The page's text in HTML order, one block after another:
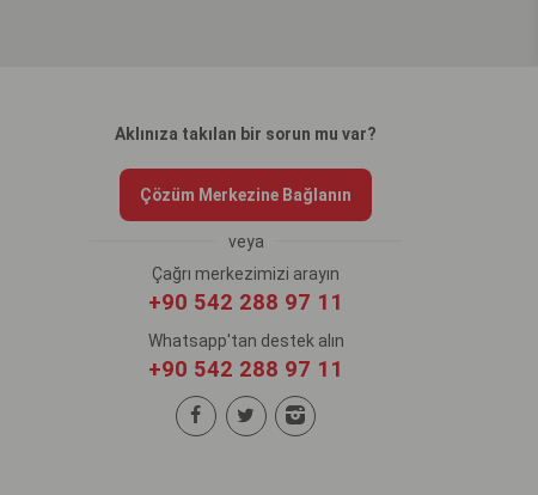
Aklınıza takılan bir sorun mu var?
Çözüm Merkezine Bağlanın
veya
Çağrı merkezimizi arayın
+90 542 288 97 11
Whatsapp'tan destek alın
+90 542 288 97 11